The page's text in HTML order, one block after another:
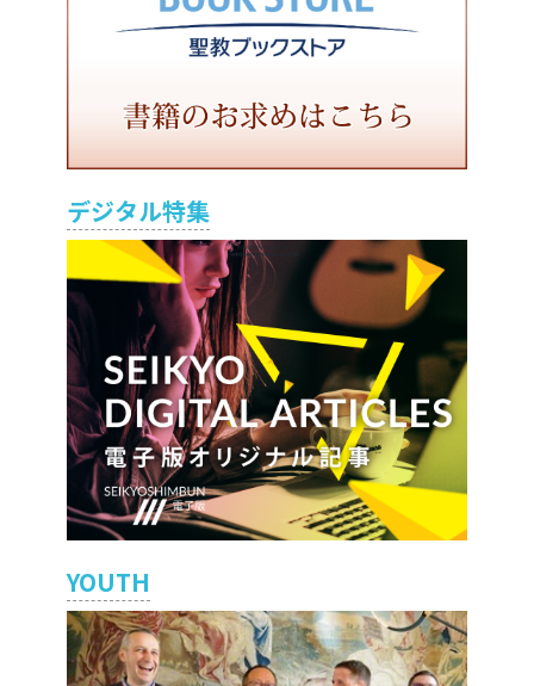
デジタル特集
YOUTH